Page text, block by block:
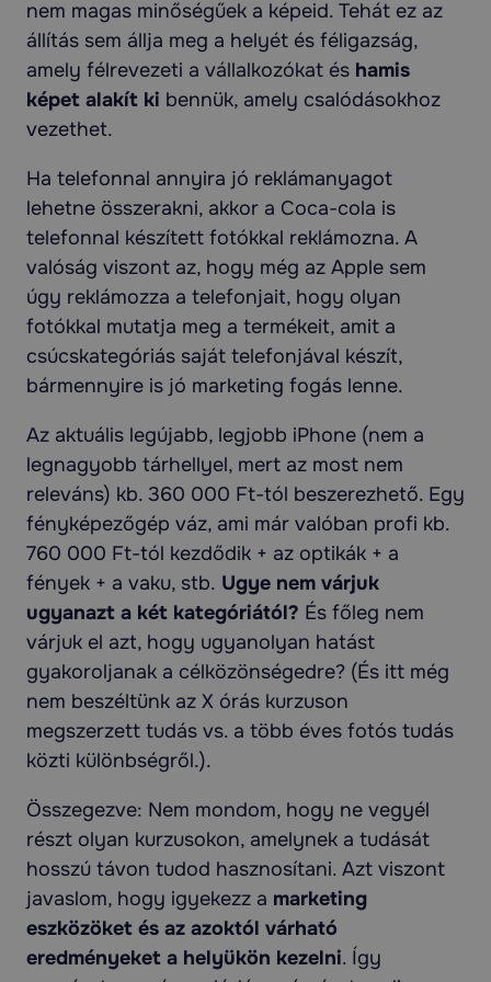
nem magas minőségűek a képeid. Tehát ez az
állítás sem állja meg a helyét és féligazság,
amely félrevezeti a vállalkozókat és hamis
képet alakít ki bennük, amely csalódásokhoz
vezethet.
Ha telefonnal annyira jó reklámanyagot
lehetne összerakni, akkor a Coca-cola is
telefonnal készített fotókkal reklámozna. A
valóság viszont az, hogy még az Apple sem
úgy reklámozza a telefonjait, hogy olyan
fotókkal mutatja meg a termékeit, amit a
csúcskategóriás saját telefonjával készít,
bármennyire is jó marketing fogás lenne.
Az aktuális legújabb, legjobb iPhone (nem a
legnagyobb tárhellyel, mert az most nem
releváns) kb. 360 000 Ft-tól beszerezhető. Egy
fényképezőgép váz, ami már valóban profi kb.
760 000 Ft-tól kezdődik + az optikák + a
fények + a vaku, stb. Ugye nem várjuk
ugyanazt a két kategóriától? És főleg nem
várjuk el azt, hogy ugyanolyan hatást
gyakoroljanak a célközönségedre? (És itt még
nem beszéltünk az X órás kurzuson
megszerzett tudás vs. a több éves fotós tudás
közti különbségről.).
Összegezve: Nem mondom, hogy ne vegyél
részt olyan kurzusokon, amelynek a tudását
hosszú távon tudod hasznosítani. Azt viszont
javaslom, hogy igyekezz a marketing
eszközöket és az azoktól várható
eredményeket a helyükön kezelni. Így